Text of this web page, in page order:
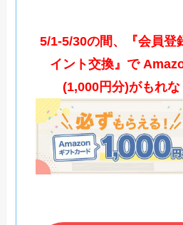
5/1-5/30の間、『会員登
イント交換』で
(1,000円分)がもれな